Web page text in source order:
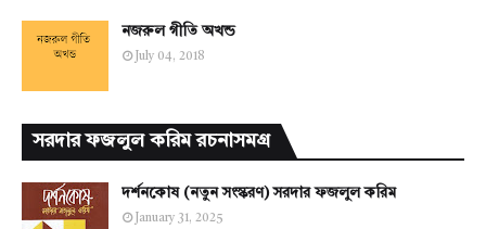
নজরুল গীতি অখন্ড
July 04, 2018
সরদার ফজলুল করিম রচনাসমগ্র
দর্শনকোষ (নতুন সংস্করণ) সরদার ফজলুল করিম
January 31, 2025